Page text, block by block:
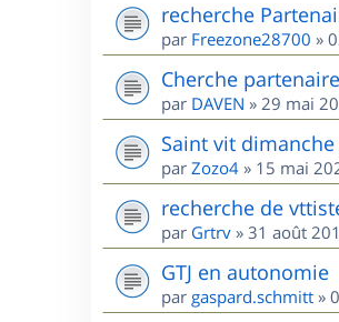
recherche
par Freezone28700 »
Cherche
par DAVEN » 29 mai
Saint vit
par Zozo4 » 15 mai
recherche de
par Grtrv » 31 août
GTJ en autonomie
par gaspard.schmitt »